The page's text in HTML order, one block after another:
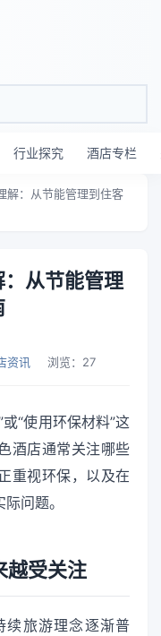
行业探究 酒店专栏
解：从节能管理到住客
从节能管理
资讯 浏览： 27
“使用环保材料”这
酒店通常关注哪些
重视环保，以及在
问题。
越受关注
续旅游理念逐渐普